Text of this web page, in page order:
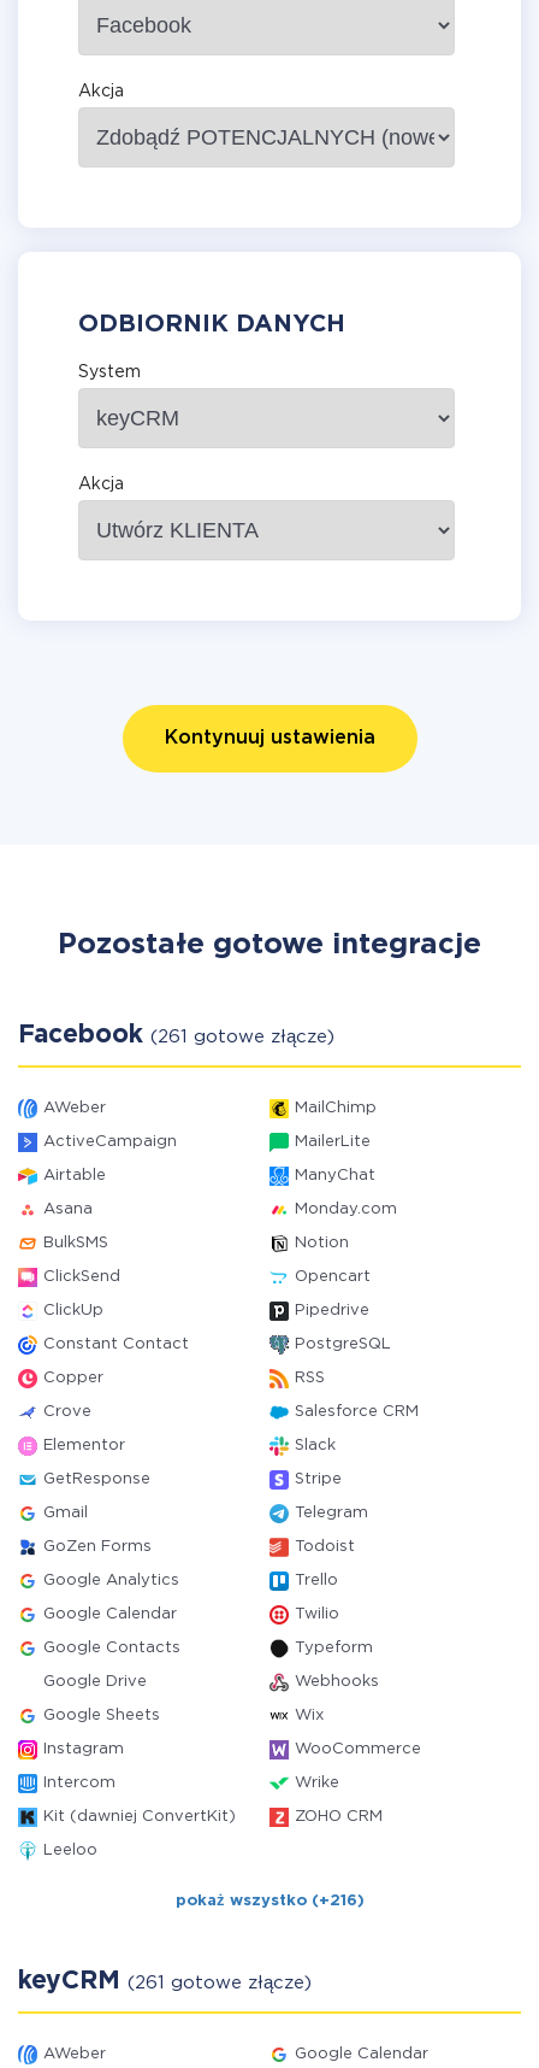
Akcja
ODBIORNIK DANYCH
System
Akcja
Kontynuuj ustawienia
Pozostałe gotowe integracje
Facebook (261 gotowe złącze)
AWeber MailChimp
ActiveCampaign MailerLite
Airtable ManyChat
Asana Monday.com
BulkSMS Notion
ClickSend Opencart
ClickUp Pipedrive
Constant Contact PostgreSQL
Copper RSS
Crove Salesforce CRM
Elementor Slack
GetResponse Stripe
Gmail Telegram
GoZen Forms Todoist
Google Analytics Trello
Google Calendar Twilio
Google Contacts Typeform
Google Drive Webhooks
Google Sheets Wix
Instagram WooCommerce
Intercom Wrike
Kit (dawniej ConvertKit) ZOHO CRM
Leeloo
pokaż wszystko (+216)
keyCRM (261 gotowe złącze)
AWeber Google Calendar